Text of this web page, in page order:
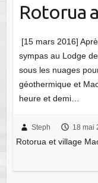
Rotorua
[15 mars 2016]
sympas au Lodge
sous les nuages
géothermique et
heure et demi…
Steph 18 mai
Rotorua et village